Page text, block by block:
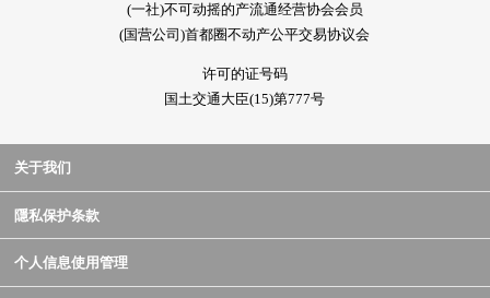
(一社)不可动摇的产流通经营协会会员
(国营公司)首都圈不动产公平交易协议会
许可的证号码
国土交通大臣(15)第777号
关于我们
隱私保护条款
个人信息使用管理